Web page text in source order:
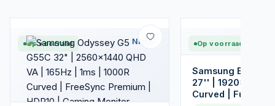
Op voorraad Nieuw Op voorraad
Samsung
27'' | 1920x1080
Curved | Full HD